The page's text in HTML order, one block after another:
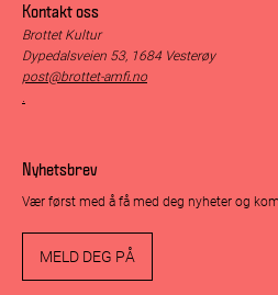
Kontakt oss
Brottet Kultur
Dypedalsveien 53, 1684 Vesterøy
post@brottet-amfi.no
Nyhetsbrev
Vær først med å få med deg nyheter og
MELD DEG PÅ